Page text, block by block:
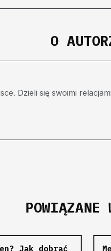
O
Dzieli się swoimi
POWIĄZANE
Jak dobrać